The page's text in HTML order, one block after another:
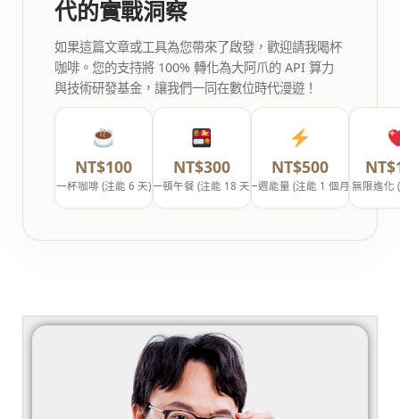
代的實戰洞察
如果這篇文章或工具為您帶來了啟發，歡迎請我喝杯
咖啡。您的支持將 100% 轉化為大阿爪的 API 算力
與技術研發基金，讓我們一同在數位時代漫遊！
NT$100
一杯咖啡 (注能 6 天)
NT$300
一頓午餐 (注能 18 天)
NT$500
一週能量 (注能 1 個月)無限進化